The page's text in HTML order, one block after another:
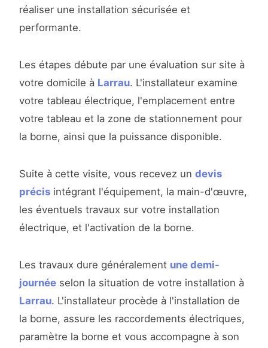
réaliser une installation sécurisée et
performante.
Les étapes débute par une évaluation sur site à
votre domicile à Larrau. L'installateur examine
votre tableau électrique, l'emplacement entre
votre tableau et la zone de stationnement pour
la borne, ainsi que la puissance disponible.
Suite à cette visite, vous recevez un devis
précis intégrant l'équipement, la main-d'œuvre,
les éventuels travaux sur votre installation
électrique, et l'activation de la borne.
Les travaux dure généralement une demi-
journée selon la situation de votre installation à
Larrau. L'installateur procède à l'installation de
la borne, assure les raccordements électriques,
paramètre la borne et vous accompagne à son